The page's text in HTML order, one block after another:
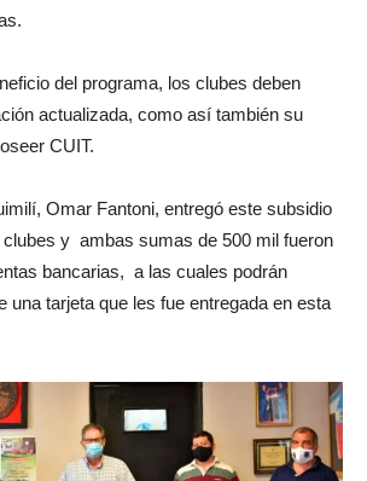
del programa, los clubes deben
actualizada, como así también su
CUIT.
Omar Fantoni, entregó este subsidio
y ambas sumas de 500 mil fueron
bancarias, a las cuales podrán
una tarjeta que les fue entregada en esta